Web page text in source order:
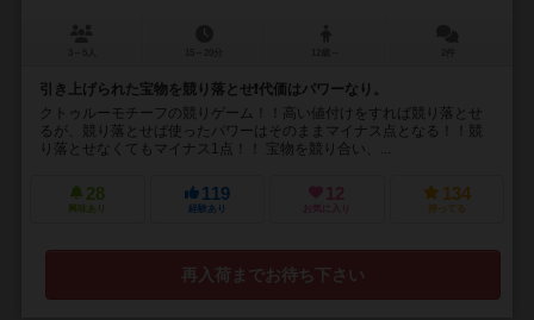
引き上げられた宝物を競り落とせ❗代価はパワーなり。
クトゥルーモチーフの競りゲーム！！高い値付けをすれば競り落とせ
るが、競り落とせば使ったパワーはそのままマイナス点となる！！競
り落とせなくてもマイナス1点！！ 宝物を競り合い、...
28
興味あり
119
経験あり
12
お気に入り
134
持ってる
再入荷までお待ち下さい